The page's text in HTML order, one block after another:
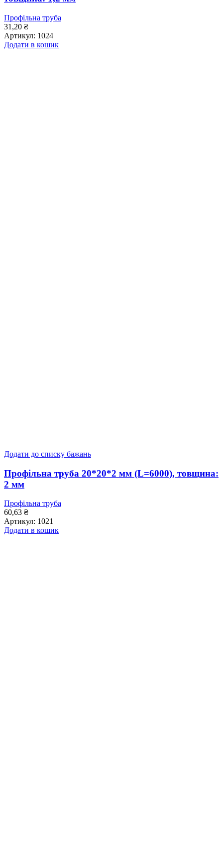
Профільна труба
31,20 ₴
Артикул: 1024
Додати в кошик
Додати до списку бажань
Профільна труба 20*20*2 мм (L=6000), товщина:
2 мм
Профільна труба
60,63 ₴
Артикул: 1021
Додати в кошик